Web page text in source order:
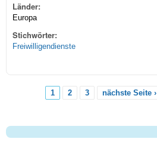
Länder:
Europa
Stichwörter:
Freiwilligendienste
1 2 3 nächste Seite ›